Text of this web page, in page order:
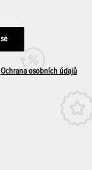
Ochrana osobních údajů